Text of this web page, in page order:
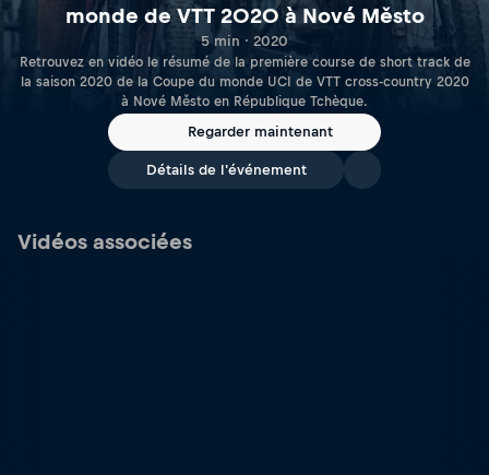
monde de VTT 2020 à Nové Město
5 min · 2020
Retrouvez en vidéo le résumé de la première course de short track de
la saison 2020 de la Coupe du monde UCI de VTT cross-country 2020
à Nové Město en République Tchèque.
Regarder maintenant
Détails de l'événement
Vidéos associées